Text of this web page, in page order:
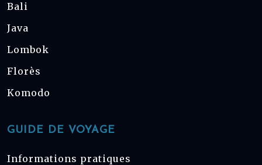
Bali
Java
Lombok
Florès
Komodo
GUIDE DE VOYAGE
Informations pratiques